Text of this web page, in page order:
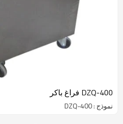
DZQ-400 فراغ باكر
نموذج : DZQ-400